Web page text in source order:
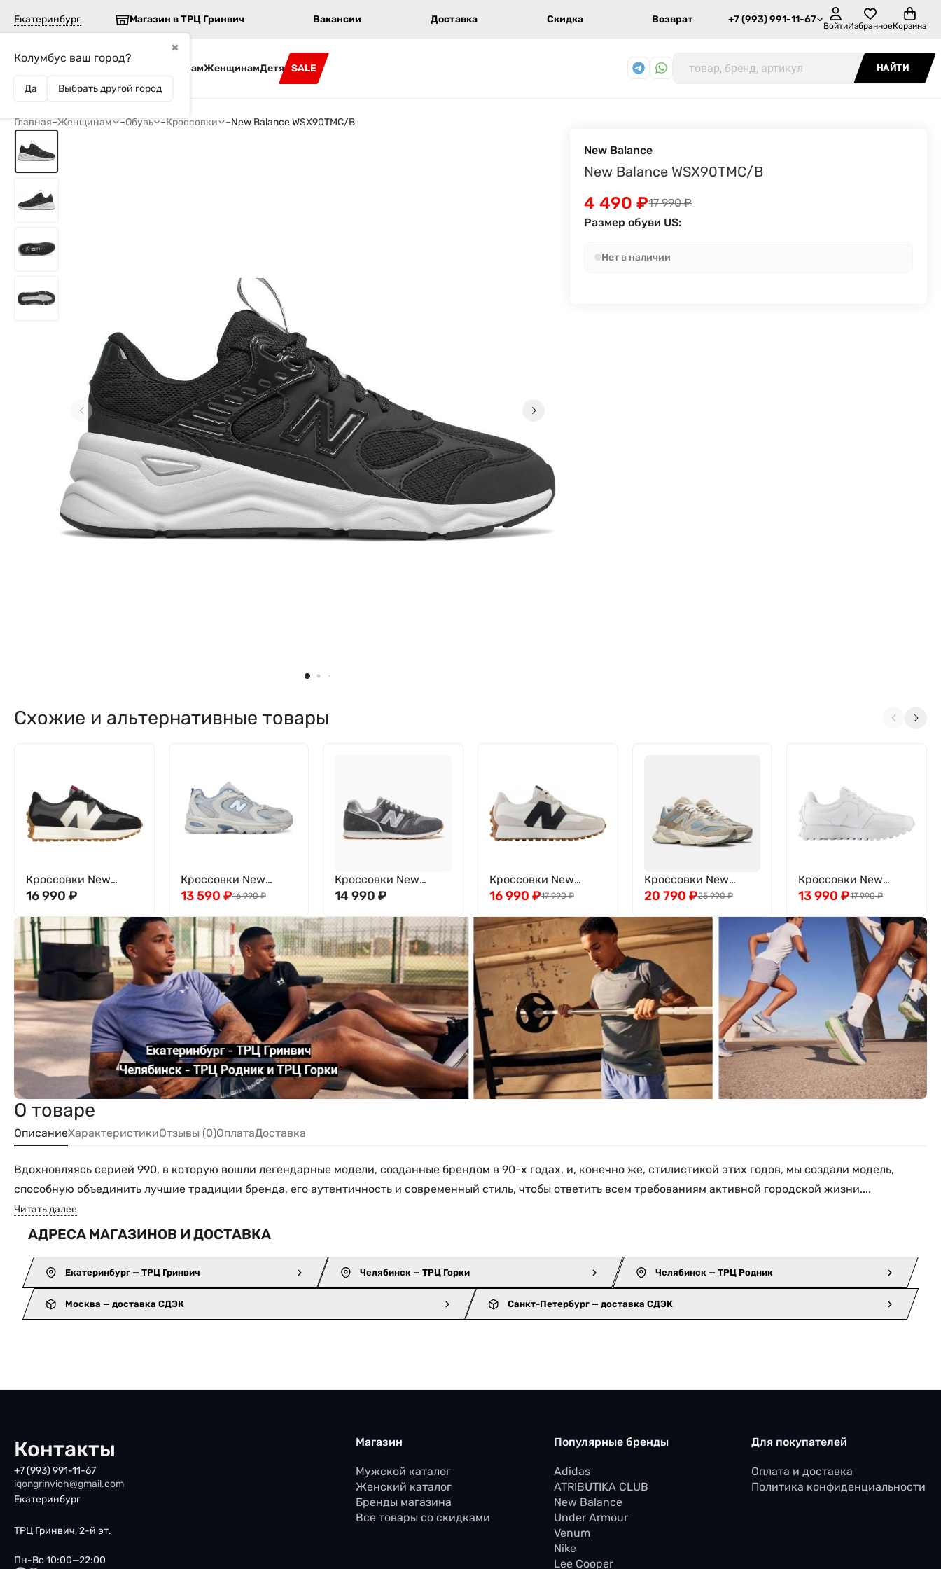
Екатеринбург
✖
Колумбус ваш город?
Да Выбрать другой город
Магазин в ТРЦ Гринвич Вакансии Доставка Скидка Возврат +7 (993) 991-11-67
ВойтиИзбранноеКорзина
МужчинамЖенщинамДетям SALE НАЙТИ
Главная–Женщинам –Обувь –Кроссовки –New Balance WSX90TMC/B
New Balance
New Balance WSX90TMC/B
17 990₽
4 490₽
Размер обуви US:
Нет в наличии
Схожие и альтернативные товары
Кроссовки New
Balance 327 WS327KC
16 990 ₽
Кроссовки New
Balance 53016 990₽
13 590 ₽
Кроссовки New
Balance 373
14 990₽
Кроссовки New
Balance WS327GD
17 990₽
16 990 ₽
Кроссовки New
Balance U9060MUSC
25 990₽
20 790 ₽
Кроссовки New
Balance 32717 990₽
13 990₽
О товаре
ОписаниеХарактеристикиОтзывы (0)ОплатаДоставка
Вдохновляясь серией 990, в которую вошли легендарные модели, созданные брендом в 90-х годах, и, конечно же, стилистикой этих годов, мы создали модель,
способную объединить лучшие традиции бренда, его аутентичность и современный стиль, чтобы ответить всем требованиям активной городской жизни....
Читать далее
АДРЕСА МАГАЗИНОВ И ДОСТАВКА
Екатеринбург — ТРЦ Гринвич Челябинск — ТРЦ Горки Челябинск — ТРЦ Родник
Москва — доставка СДЭК Санкт-Петербург — доставка СДЭК
Контакты
+7 (993) 991-11-67
iqongrinvich@gmail.com
Екатеринбург
ТРЦ Гринвич, 2-й эт.
Пн-Вс 10:00—22:00
Магазин
Мужской каталог
Женский каталог
Бренды магазина
Все товары со скидками
Популярные бренды
Adidas
ATRIBUTIKA CLUB
New Balance
Under Armour
Venum
Nike
Lee Cooper
Для покупателей
Оплата и доставка
Политика конфиденциальности